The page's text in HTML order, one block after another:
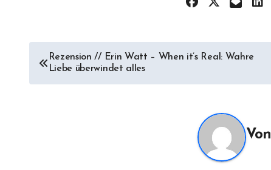
Beitragsnavigation
Rezension // Erin Watt – When it’s Real: Wahre
Liebe überwindet alles
Von